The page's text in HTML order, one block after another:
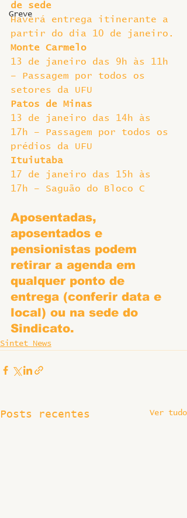
Greve
de sede
Haverá entrega itinerante a
partir do dia 10 de janeiro.
Monte Carmelo
13 de janeiro das 9h às 11h
– Passagem por todos os
setores da UFU
Patos de Minas
13 de janeiro das 14h às
17h – Passagem por todos os
prédios da UFU
Ituiutaba
17 de janeiro das 15h às
17h – Saguão do Bloco C
Aposentadas,
aposentados e
pensionistas podem
retirar a agenda em
qualquer ponto de
entrega (conferir data e
local) ou na sede do
Sindicato.
Sintet News
Posts recentes Ver tudo